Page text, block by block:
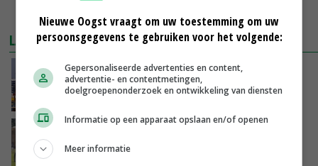
LAATSTE NIEUWS
China scherpt importeisen voor pootgoed aan
vanwege zebrachipbacterie
rijden
Nieuwe Oogst vraagt om uw toestemming om uw
persoonsgegevens te gebruiken voor het volgende:
Gepersonaliseerde advertenties en content,
advertentie- en contentmetingen,
doelgroepenonderzoek en ontwikkeling van diensten
Informatie op een apparaat opslaan en/of openen
Meer informatie